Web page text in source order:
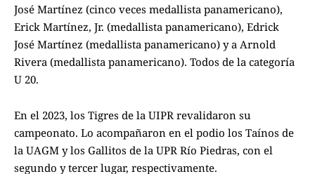
José Martínez (cinco veces medallista panamericano),
Erick Martínez, Jr. (medallista panamericano), Edrick
José Martínez (medallista panamericano) y a Arnold
Rivera (medallista panamericano). Todos de la categoría
U 20.
En el 2023, los Tigres de la UIPR revalidaron su
campeonato. Lo acompañaron en el podio los Taínos de
la UAGM y los Gallitos de la UPR Río Piedras, con el
segundo y tercer lugar, respectivamente.